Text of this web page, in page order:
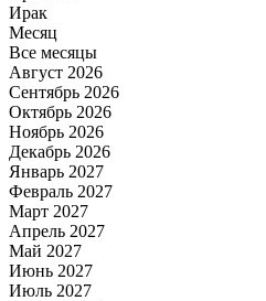
Ирак
Месяц
Все месяцы
Август 2026
Сентябрь 2026
Октябрь 2026
Ноябрь 2026
Декабрь 2026
Январь 2027
Февраль 2027
Март 2027
Апрель 2027
Май 2027
Июнь 2027
Июль 2027